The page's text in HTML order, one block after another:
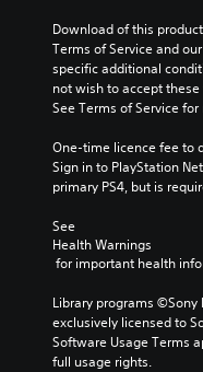
Download of this
Terms of Service and
specific additional
not wish to accept
See Terms of Service
One-time licence fee to
Sign in to PlayStation
primary PS4, but is
See
Health Warnings
for important health
Library programs
exclusively licensed to
Software Usage Terms
full usage rights.